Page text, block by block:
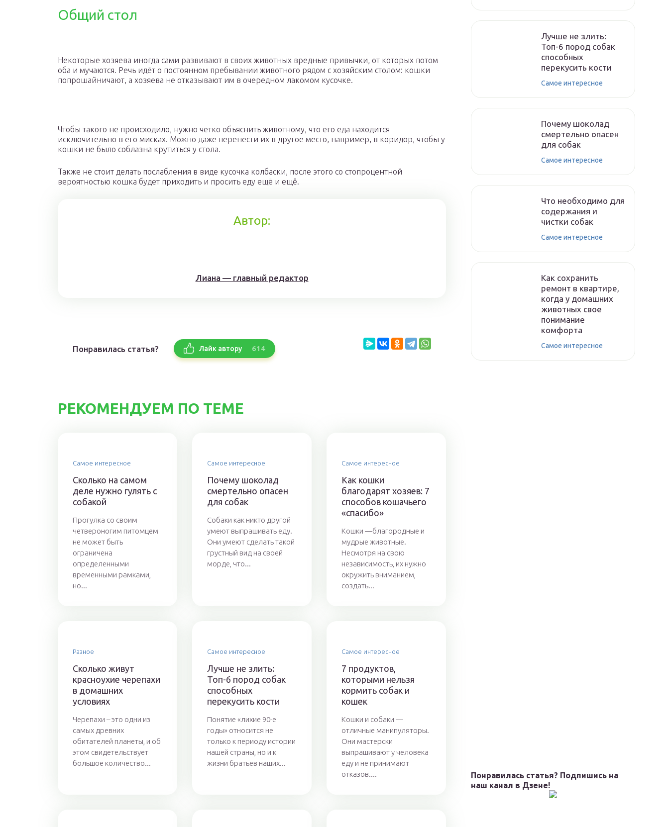
Общий стол
Некоторые хозяева иногда сами развивают в своих животных вредные привычки, от которых потом
оба и мучаются. Речь идёт о постоянном пребывании животного рядом с хозяйским столом: кошки
попрошайничают, а хозяева не отказывают им в очередном лакомом кусочке.
Чтобы такого не происходило, нужно четко объяснить животному, что его еда находится
исключительно в его мисках. Можно даже перенести их в другое место, например, в коридор, чтобы у
кошки не было соблазна крутиться у стола.
Также не стоит делать послабления в виде кусочка колбаски, после этого со стопроцентной
вероятностью кошка будет приходить и просить еду ещё и ещё.
Автор:
Лиана — главный редактор
Понравилась статья? Лайк автору 614
РЕКОМЕНДУЕМ ПО ТЕМЕ
Самое интересное
Сколько на самом
деле нужно гулять с
собакой
Прогулка со своим
четвероногим питомцем
не может быть
ограничена
определенными
временными рамками,
но...
Самое интересное
Почему шоколад
смертельно опасен
для собак
Собаки как никто другой
умеют выпрашивать еду.
Они умеют сделать такой
грустный вид на своей
морде, что...
Самое интересное
Как кошки
благодарят хозяев: 7
способов кошачьего
«спасибо»
Кошки —благородные и
мудрые животные.
Несмотря на свою
независимость, их нужно
окружить вниманием,
создать...
Разное
Сколько живут
красноухие черепахи
в домашних
условиях
Черепахи – это одни из
самых древних
обитателей планеты, и об
этом свидетельствует
большое количество...
Самое интересное
Лучше не злить:
Топ-6 пород собак
способных
перекусить кости
Понятие «лихие 90-е
годы» относится не
только к периоду истории
нашей страны, но и к
жизни братьев наших...
Самое интересное
7 продуктов,
которыми нельзя
кормить собак и
кошек
Кошки и собаки ―
отличные манипуляторы.
Они мастерски
выпрашивают у человека
еду и не принимают
отказов....
Лучше не злить:
Топ-6 пород собак
способных
перекусить кости
Самое интересное
Почему шоколад
смертельно опасен
для собак
Самое интересное
Что необходимо для
содержания и
чистки собак
Самое интересное
Как сохранить
ремонт в квартире,
когда у домашних
животных свое
понимание
комфорта
Самое интересное
Понравилась статья? Подпишись на
наш канал в Дзене!